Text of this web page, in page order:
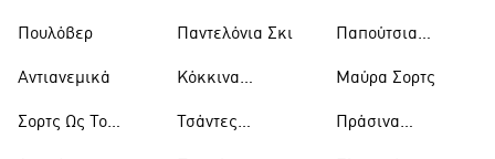
Πουλόβερ
Αντιανεμικά
Σορτς Ως Το
Παντελόνια Σκι
Κόκκινα
Τσάντες
Παπούτσια
Μαύρα Σορτς
Πράσινα